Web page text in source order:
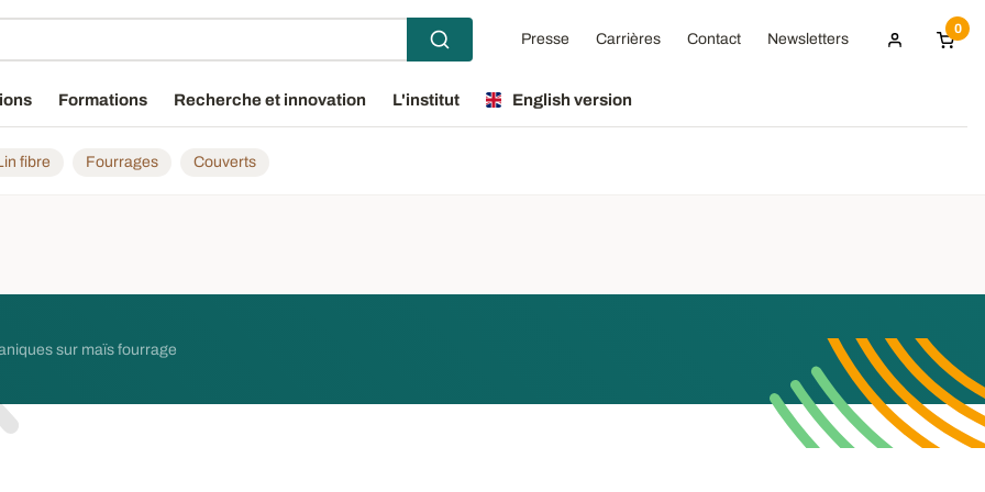
Presse Carrières Contact Newsletters
0
Formations Recherche et innovation L'institut English version
fibre Fourrages Couverts
sur maïs fourrage